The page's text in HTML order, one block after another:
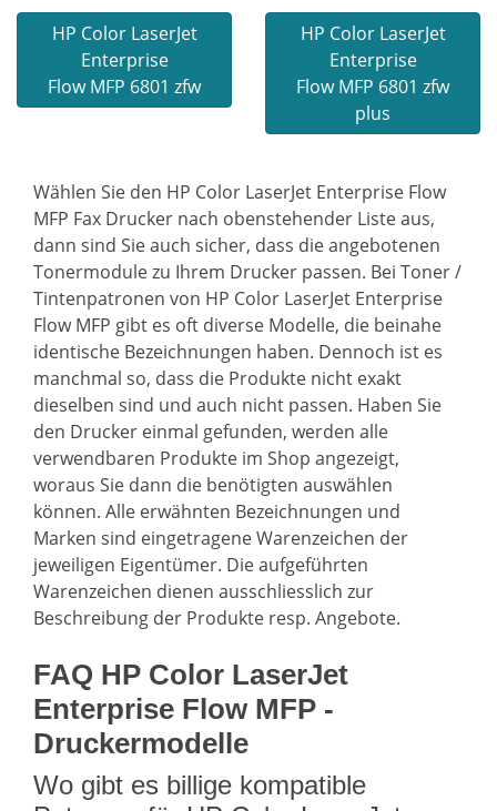
HP Color LaserJet
Enterprise
Flow MFP 6801 zfw
HP Color LaserJet
Enterprise
Flow MFP 6801 zfw
plus
Wählen Sie den HP Color LaserJet Enterprise Flow
MFP Fax Drucker nach obenstehender Liste aus,
dann sind Sie auch sicher, dass die angebotenen
Tonermodule zu Ihrem Drucker passen. Bei Toner /
Tintenpatronen von HP Color LaserJet Enterprise
Flow MFP gibt es oft diverse Modelle, die beinahe
identische Bezeichnungen haben. Dennoch ist es
manchmal so, dass die Produkte nicht exakt
dieselben sind und auch nicht passen. Haben Sie
den Drucker einmal gefunden, werden alle
verwendbaren Produkte im Shop angezeigt,
woraus Sie dann die benötigten auswählen
können. Alle erwähnten Bezeichnungen und
Marken sind eingetragene Warenzeichen der
jeweiligen Eigentümer. Die aufgeführten
Warenzeichen dienen ausschliesslich zur
Beschreibung der Produkte resp. Angebote.
FAQ HP Color LaserJet
Enterprise Flow MFP -
Druckermodelle
Wo gibt es billige kompatible